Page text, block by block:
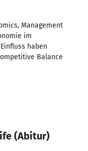
Management
im
haben
Balance
(Abitur)